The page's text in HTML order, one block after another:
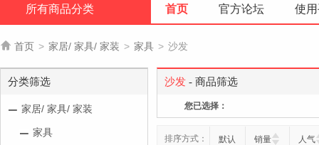
所有商品分类 首页 官方论坛 使
 首页 > 家居/ 家具/ 家装 > 家具 > 沙发
分类筛选
家居/ 家具/ 家装
家具
沙发 - 商品筛选
您已选择：
排序方式： 默认 销量 人气